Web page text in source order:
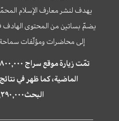
يهدف لنشر معارف الإسلام
يضمّ بساتين من المحتوى الهادف
إلى محاضرات ومؤلّفات
الماضية، كما ظهر في
البحث٢٢,٢٩٠,٠٠٠ مرّة.